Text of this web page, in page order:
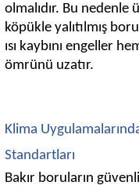
olmalıdır. Bu nedenle
köpükle yalıtılmış
ısı kaybını engeller
ömrünü uzatır.
Klima
Standartları
Bakır boruların